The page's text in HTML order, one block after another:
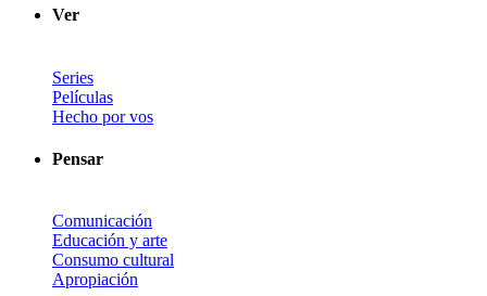
Ver
Series
Películas
Hecho por vos
Pensar
Comunicación
Educación y arte
Consumo cultural
Apropiación